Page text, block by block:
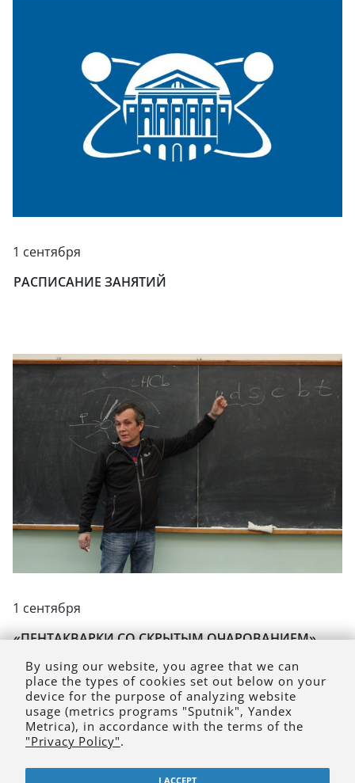
1 сентября
РАСПИСАНИЕ ЗАНЯТИЙ
1 сентября
«ПЕНТАКВАРКИ СО СКРЫТЫМ ОЧАРОВАНИЕМ»
By using our website, you agree that we can
place the types of cookies set out below on your
device for the purpose of analyzing website
usage (metrics programs "Sputnik", Yandex
Metrica), in accordance with the terms of the
"Privacy Policy".
I ACCEPT